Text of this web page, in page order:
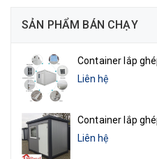
SẢN PHẨM BÁN CHẠY
Container lắp
Liên hệ
Container lắp
Liên hệ